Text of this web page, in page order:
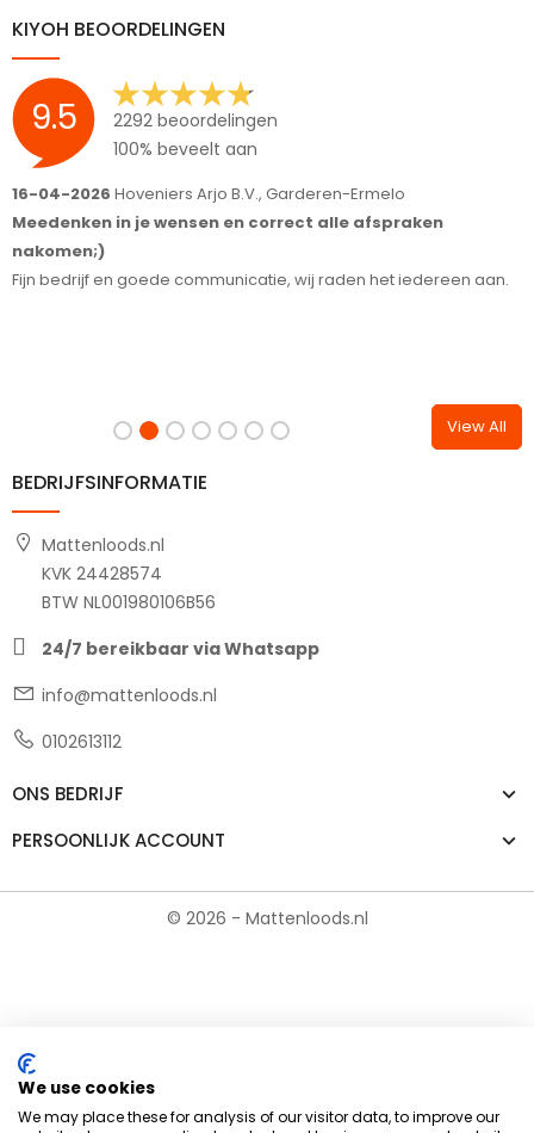
KIYOH BEOORDELINGEN
9.5
2292 beoordelingen
100% beveelt aan
16-04-2026 Hoveniers Arjo B.V., Garderen-Ermelo
Meedenken in je wensen en correct alle afspraken
nakomen;)
Fijn bedrijf en goede communicatie, wij raden het iedereen aan.
View All
BEDRIJFSINFORMATIE
Mattenloods.nl
KVK 24428574
BTW NL001980106B56
24/7 bereikbaar via Whatsapp
info@mattenloods.nl
0102613112
ONS BEDRIJF
PERSOONLIJK ACCOUNT
© 2026 - Mattenloods.nl
We use cookies
We may place these for analysis of our visitor data, to improve our